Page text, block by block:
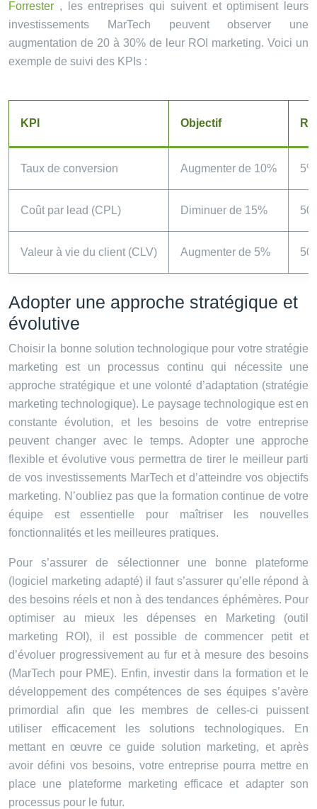
Forrester , les entreprises qui suivent et optimisent leurs
investissements MarTech peuvent observer une
augmentation de 20 à 30% de leur ROI marketing. Voici un
exemple de suivi des KPIs :
KPI Objectif
Taux de conversion Augmenter de 10% 5%
Coût par lead (CPL) Diminuer de 15%
Valeur à vie du client (CLV) Augmenter de 5%
Adopter une approche stratégique et
évolutive
Choisir la bonne solution technologique pour votre stratégie
marketing est un processus continu qui nécessite une
approche stratégique et une volonté d’adaptation (stratégie
marketing technologique). Le paysage technologique est en
constante évolution, et les besoins de votre entreprise
peuvent changer avec le temps. Adopter une approche
flexible et évolutive vous permettra de tirer le meilleur parti
de vos investissements MarTech et d’atteindre vos objectifs
marketing. N’oubliez pas que la formation continue de votre
équipe est essentielle pour maîtriser les nouvelles
fonctionnalités et les meilleures pratiques.
Pour s’assurer de sélectionner une bonne plateforme
(logiciel marketing adapté) il faut s’assurer qu’elle répond à
des besoins réels et non à des tendances éphémères. Pour
optimiser au mieux les dépenses en Marketing (outil
marketing ROI), il est possible de commencer petit et
d’évoluer progressivement au fur et à mesure des besoins
(MarTech pour PME). Enfin, investir dans la formation et le
développement des compétences de ses équipes s’avère
primordial afin que les membres de celles-ci puissent
utiliser efficacement les solutions technologiques. En
mettant en œuvre ce guide solution marketing, et après
avoir défini vos besoins, votre entreprise pourra mettre en
place une plateforme marketing efficace et adapter son
processus pour le futur.